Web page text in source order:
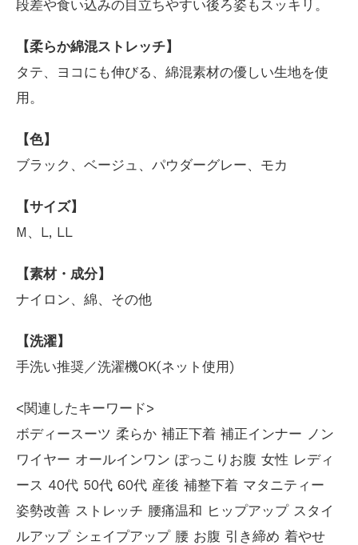
段差や食い込みの目立ちやすい後ろ姿もスッキリ。
【柔らか綿混ストレッチ】
タテ、ヨコにも伸びる、綿混素材の優しい生地を使
用。
【色】
ブラック、ベージュ、パウダーグレー、モカ
【サイズ】
M、L, LL
【素材・成分】
ナイロン、綿、その他
【洗濯】
手洗い推奨／洗濯機OK(ネット使用)
<関連したキーワード>
ボディースーツ 柔らか 補正下着 補正インナー ノン
ワイヤー オールインワン ぽっこりお腹 女性 レディ
ース 40代 50代 60代 産後 補整下着 マタニティー
姿勢改善 ストレッチ 腰痛温和 ヒップアップ スタイ
ルアップ シェイプアップ 腰 お腹 引き締め 着やせ